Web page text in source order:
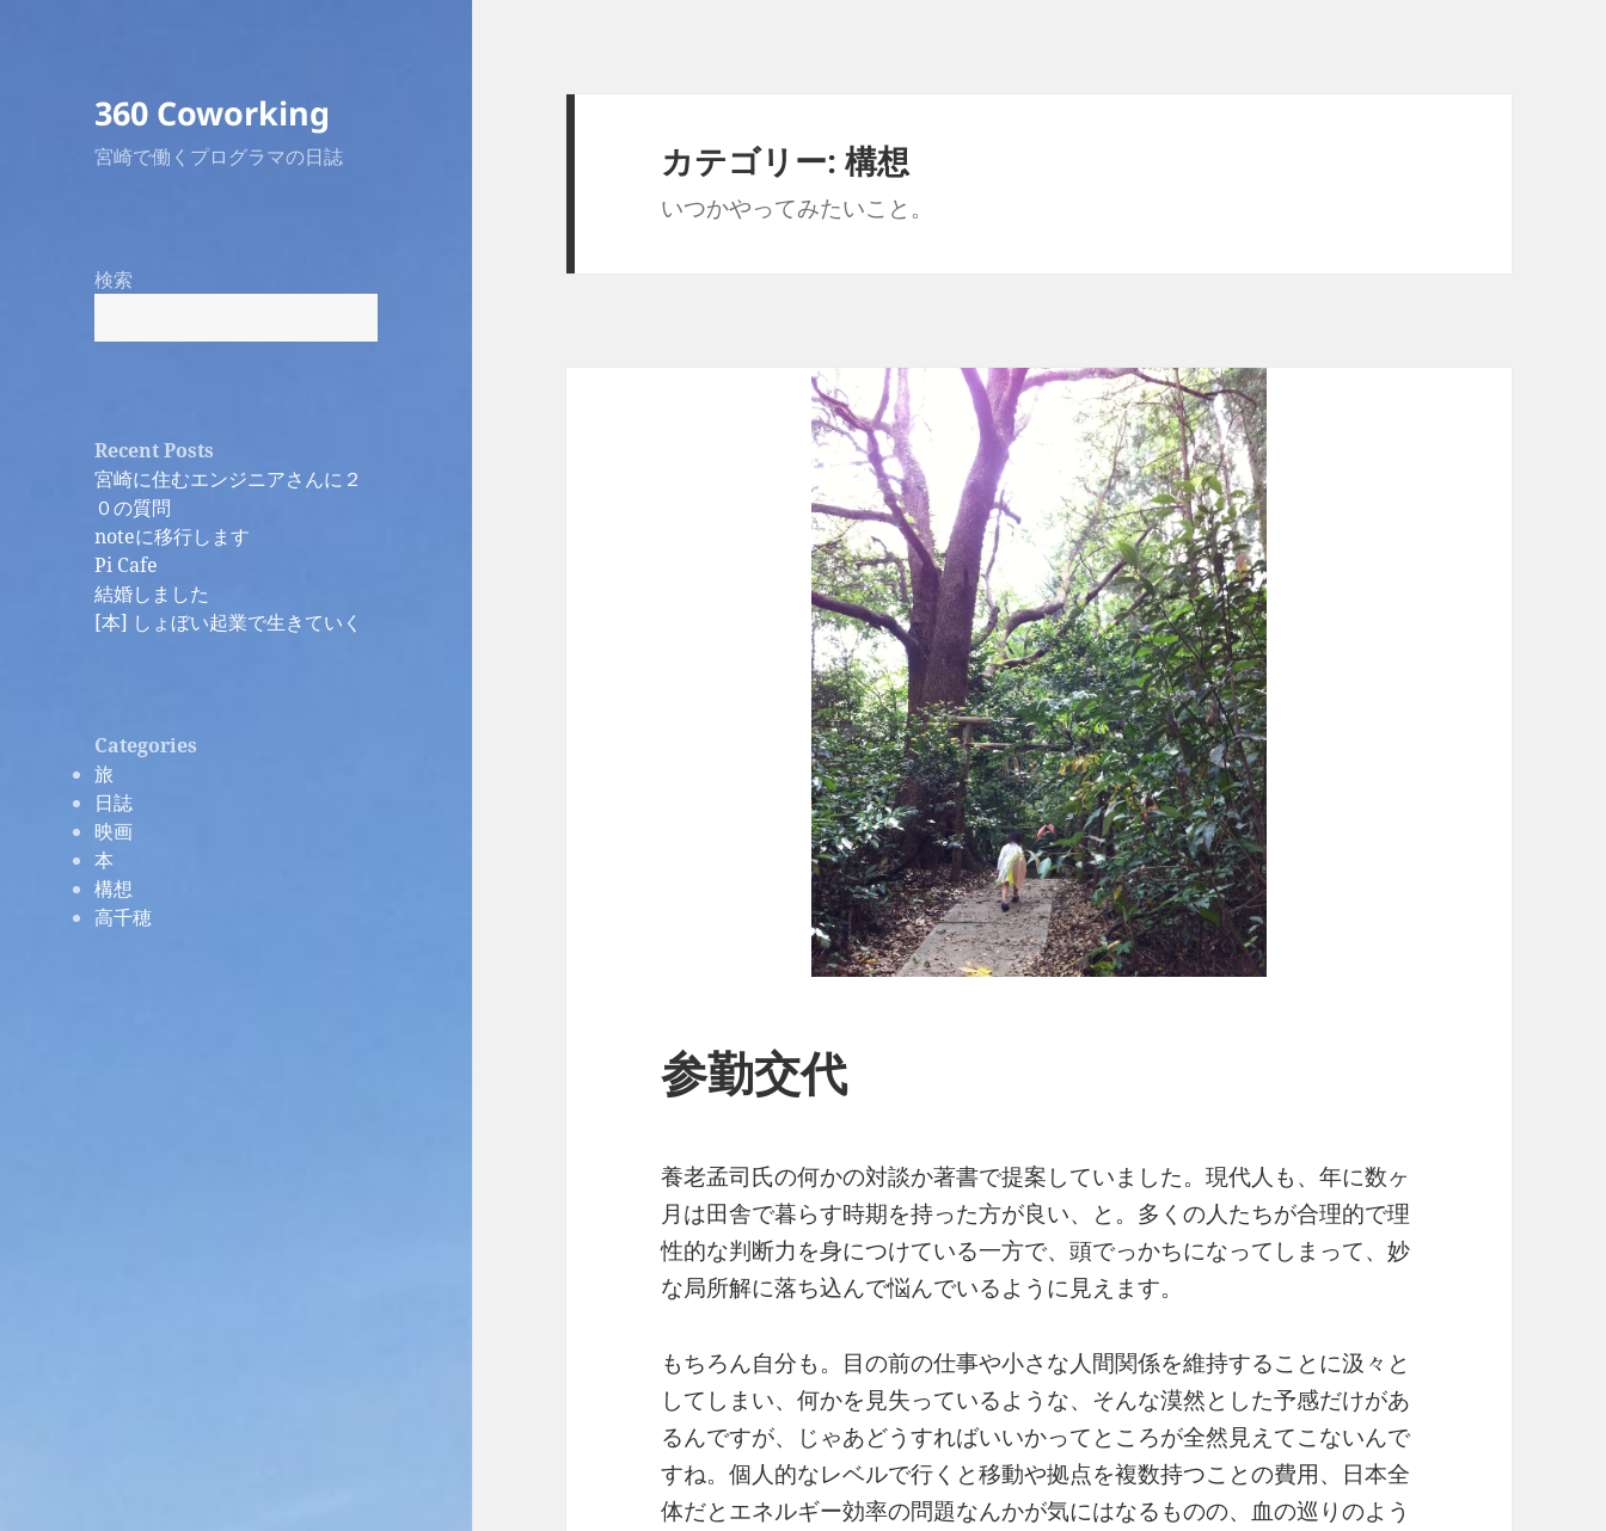
360 Coworking
宮崎で働くプログラマの日誌
検索
Recent Posts
宮崎に住むエンジニアさんに２
０の質問
noteに移行します
Pi Cafe
結婚しました
[本] しょぼい起業で生きていく
Categories
旅
日誌
映画
本
構想
高千穂
カテゴリー:構想
いつかやってみたいこと。
参勤交代
養老孟司氏の何かの対談か著書で提案していました。現代人も、年に数ヶ
月は田舎で暮らす時期を持った方が良い、と。多くの人たちが合理的で理
性的な判断力を身につけている一方で、頭でっかちになってしまって、妙
な局所解に落ち込んで悩んでいるように見えます。
もちろん自分も。目の前の仕事や小さな人間関係を維持することに汲々と
してしまい、何かを見失っているような、そんな漠然とした予感だけがあ
るんですが、じゃあどうすればいいかってところが全然見えてこないんで
すね。個人的なレベルで行くと移動や拠点を複数持つことの費用、日本全
体だとエネルギー効率の問題なんかが気にはなるものの、血の巡りのよう